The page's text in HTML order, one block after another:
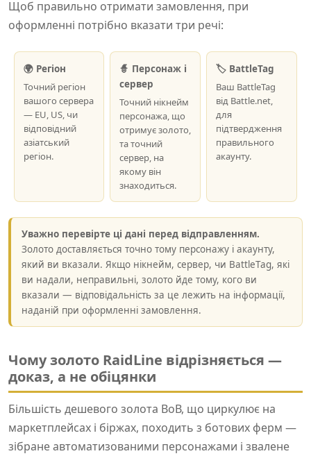
Щоб правильно отримати замовлення, при
оформленні потрібно вказати три речі:
🌍 Регіон
Точний регіон
вашого сервера
— EU, US, чи
відповідний
азіатський
регіон.
🧙 Персонаж і
сервер
Точний нікнейм
персонажа, що
отримує золото,
та точний
сервер, на
якому він
знаходиться.
🏷️ BattleTag
Ваш BattleTag
від Battle.net,
для
підтвердження
правильного
акаунту.
Уважно перевірте ці дані перед відправленням.
Золото доставляється точно тому персонажу і акаунту,
який ви вказали. Якщо нікнейм, сервер, чи BattleTag, які
ви надали, неправильні, золото йде тому, кого ви
вказали — відповідальність за це лежить на інформації,
наданій при оформленні замовлення.
Чому золото RaidLine відрізняється —
доказ, а не обіцянки
Більшість дешевого золота ВоВ, що циркулює на
маркетплейсах і біржах, походить з ботових ферм —
зібране автоматизованими персонажами і звалене